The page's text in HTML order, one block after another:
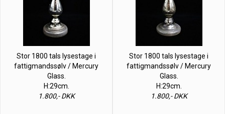
Stor 1800 tals lysestage i
fattigmandssølv / Mercury
Glass.
H:29cm.
1.800,- DKK
Stor 1800 tals lysestage i
fattigmandssølv / Mercury
Glass.
H:29cm.
1.800,- DKK